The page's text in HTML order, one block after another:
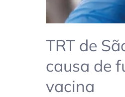
TRT de
causa de
vacina
a
vacina